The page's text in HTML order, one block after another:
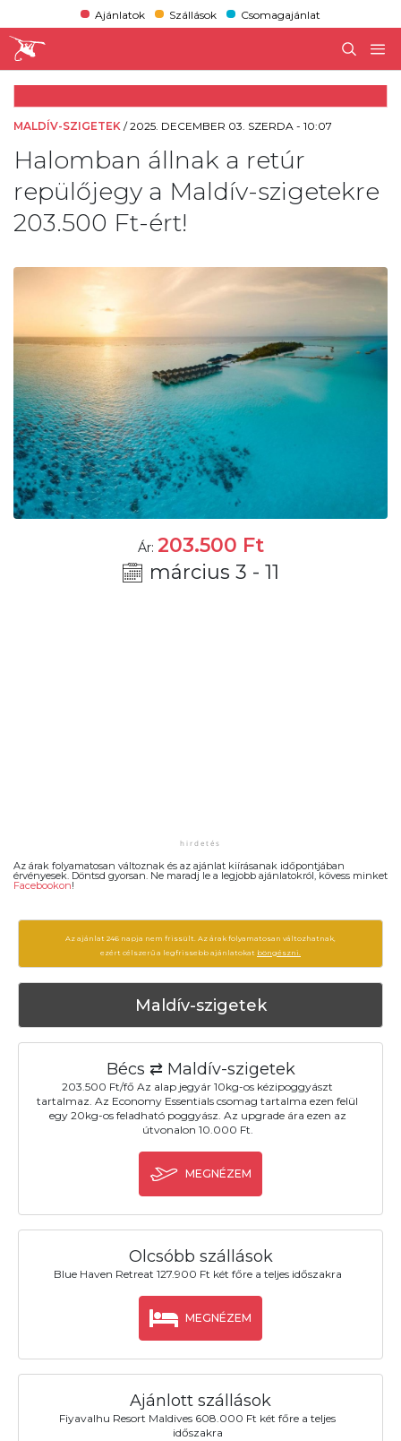
Ajánlatok Szállások Csomagajánlat
MALDÍV-SZIGETEK /2025. DECEMBER 03. SZERDA - 10:07
Halomban állnak a retúr
repülőjegy a Maldív-szigetekre
203.500 Ft-ért!
Ár: 203.500 Ft
március 3 - 11
Az árak folyamatosan változnak és az ajánlat kiírásanak időpontjában
érvényesek. Döntsd gyorsan. Ne maradj le a legjobb ajánlatokról, kövess minket
Facebookon!
Az ajánlat 246 napja nem frissült. Az árak folyamatosan változhatnak,
ezért célszerű a legfrissebb ajánlatokat böngészni.
Maldív-szigetek
Bécs ⇄ Maldív-szigetek
203.500 Ft/fő Az alap jegyár 10kg-os kézipoggyászt
tartalmaz. Az Economy Essentials csomag tartalma ezen felül
egy 20kg-os feladható poggyász. Az upgrade ára ezen az
útvonalon 10.000 Ft.
MEGNÉZEM
Olcsóbb szállások
Blue Haven Retreat 127.900 Ft két főre a teljes időszakra
MEGNÉZEM
Ajánlott szállások
Fiyavalhu Resort Maldives 608.000 Ft két főre a teljes
időszakra